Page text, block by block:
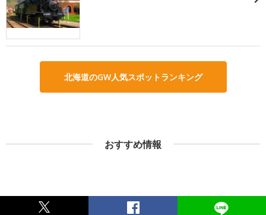
北海道のGW人気スポットランキング
おすすめ情報